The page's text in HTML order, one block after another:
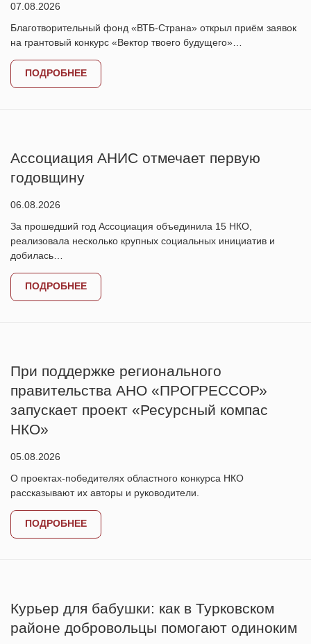
07.08.2026
Благотворительный фонд «ВТБ-Страна» открыл приём заявок
на грантовый конкурс «Вектор твоего будущего»…
ПОДРОБНЕЕ
Ассоциация АНИС отмечает первую
годовщину
06.08.2026
За прошедший год Ассоциация объединила 15 НКО,
реализовала несколько крупных социальных инициатив и
добилась…
ПОДРОБНЕЕ
При поддержке регионального
правительства АНО «ПРОГРЕССОР»
запускает проект «Ресурсный компас
НКО»
05.08.2026
О проектах-победителях областного конкурса НКО
рассказывают их авторы и руководители.
ПОДРОБНЕЕ
Курьер для бабушки: как в Турковском
районе добровольцы помогают одиноким